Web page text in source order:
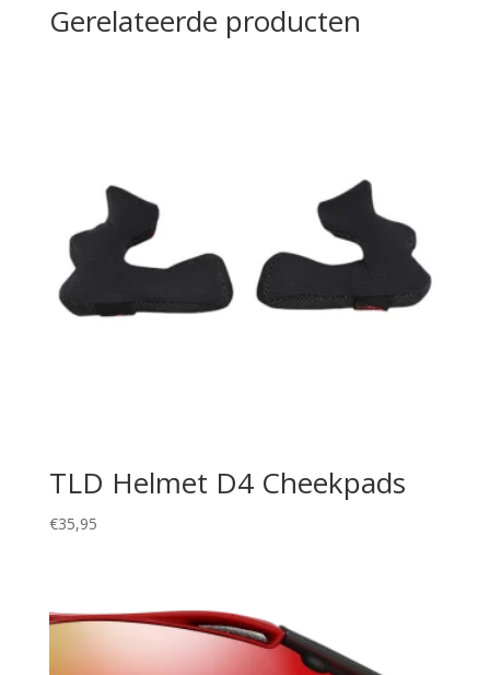
Gerelateerde producten
TLD Helmet D4 Cheekpads
€35,95